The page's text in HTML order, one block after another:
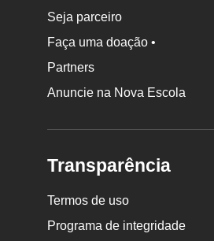
Seja parceiro
Faça uma doação •
Partners
Anuncie na Nova Escola
Transparência
Termos de uso
Programa de integridade